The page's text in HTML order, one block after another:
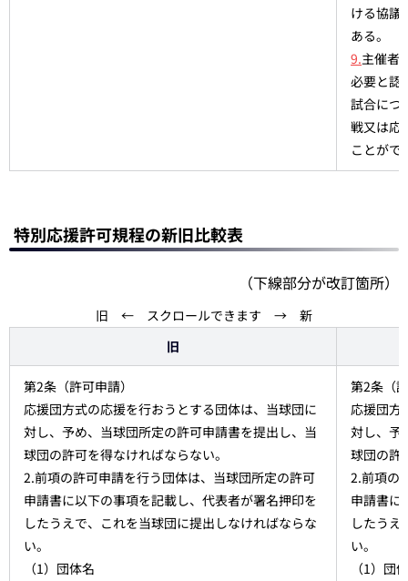
ける協議
ある。
9.主催者
必要と認
試合につ
戦又は応
ことがで
特別応援許可規程の新旧比較表
（下線部分が改訂箇所）
旧 ← スクロールできます → 新
旧
第2条（許可申請）
応援団方式の応援を行おうとする団体は、当球団に
対し、予め、当球団所定の許可申請書を提出し、当
球団の許可を得なければならない。
2.前項の許可申請を行う団体は、当球団所定の許可
申請書に以下の事項を記載し、代表者が署名押印を
したうえで、これを当球団に提出しなければならな
い。
（1）団体名
第2条（
応援団方
対し、予
球団の許
2.前項の
申請書に
したうえ
い。
（1）団